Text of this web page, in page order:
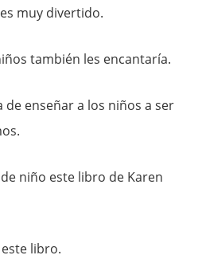
muy divertido.
también les encantaría.
de enseñar a los niños a ser
niño este libro de Karen
libro.